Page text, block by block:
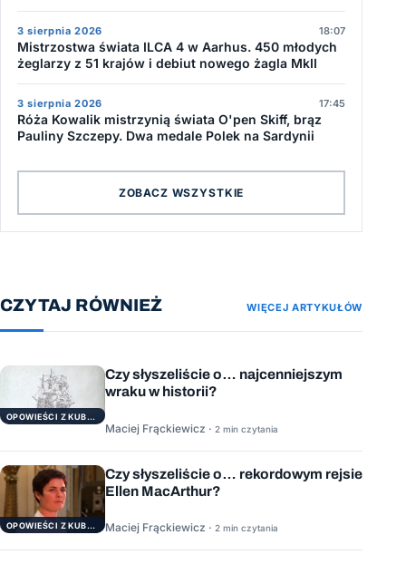
3 sierpnia 2026 18:07
Mistrzostwa świata ILCA 4 w Aarhus. 450 młodych
żeglarzy z 51 krajów i debiut nowego żagla MkII
3 sierpnia 2026 17:45
Róża Kowalik mistrzynią świata O'pen Skiff, brąz
Pauliny Szczepy. Dwa medale Polek na Sardynii
ZOBACZ WSZYSTKIE
CZYTAJ RÓWNIEŻ WIĘCEJ ARTYKUŁÓW
OPOWIEŚCI Z KUBRYKU
Czy słyszeliście o… najcenniejszym
wraku w historii?
Maciej Frąckiewicz · 2 min czytania
OPOWIEŚCI Z KUBRYKU
Czy słyszeliście o… rekordowym rejsie
Ellen MacArthur?
Maciej Frąckiewicz · 2 min czytania